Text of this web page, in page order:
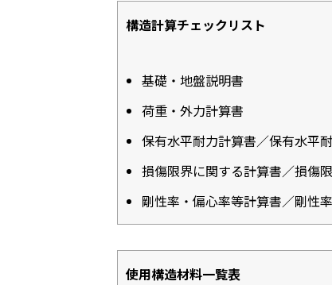
構造計算チェックリスト
基礎・地盤説明書
荷重・外力計算書
保有水平耐力計算書／保有水平
損傷限界に関する計算書／損傷
剛性率・偏心率等計算書／剛性
使用構造材料一覧表